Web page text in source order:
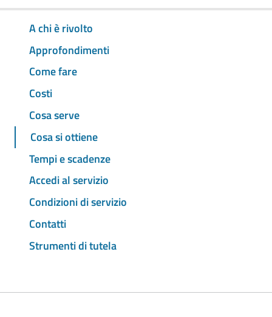
A chi è rivolto
Approfondimenti
Come fare
Costi
Cosa serve
Cosa si ottiene
Tempi e scadenze
Accedi al servizio
Condizioni di servizio
Contatti
Strumenti di tutela